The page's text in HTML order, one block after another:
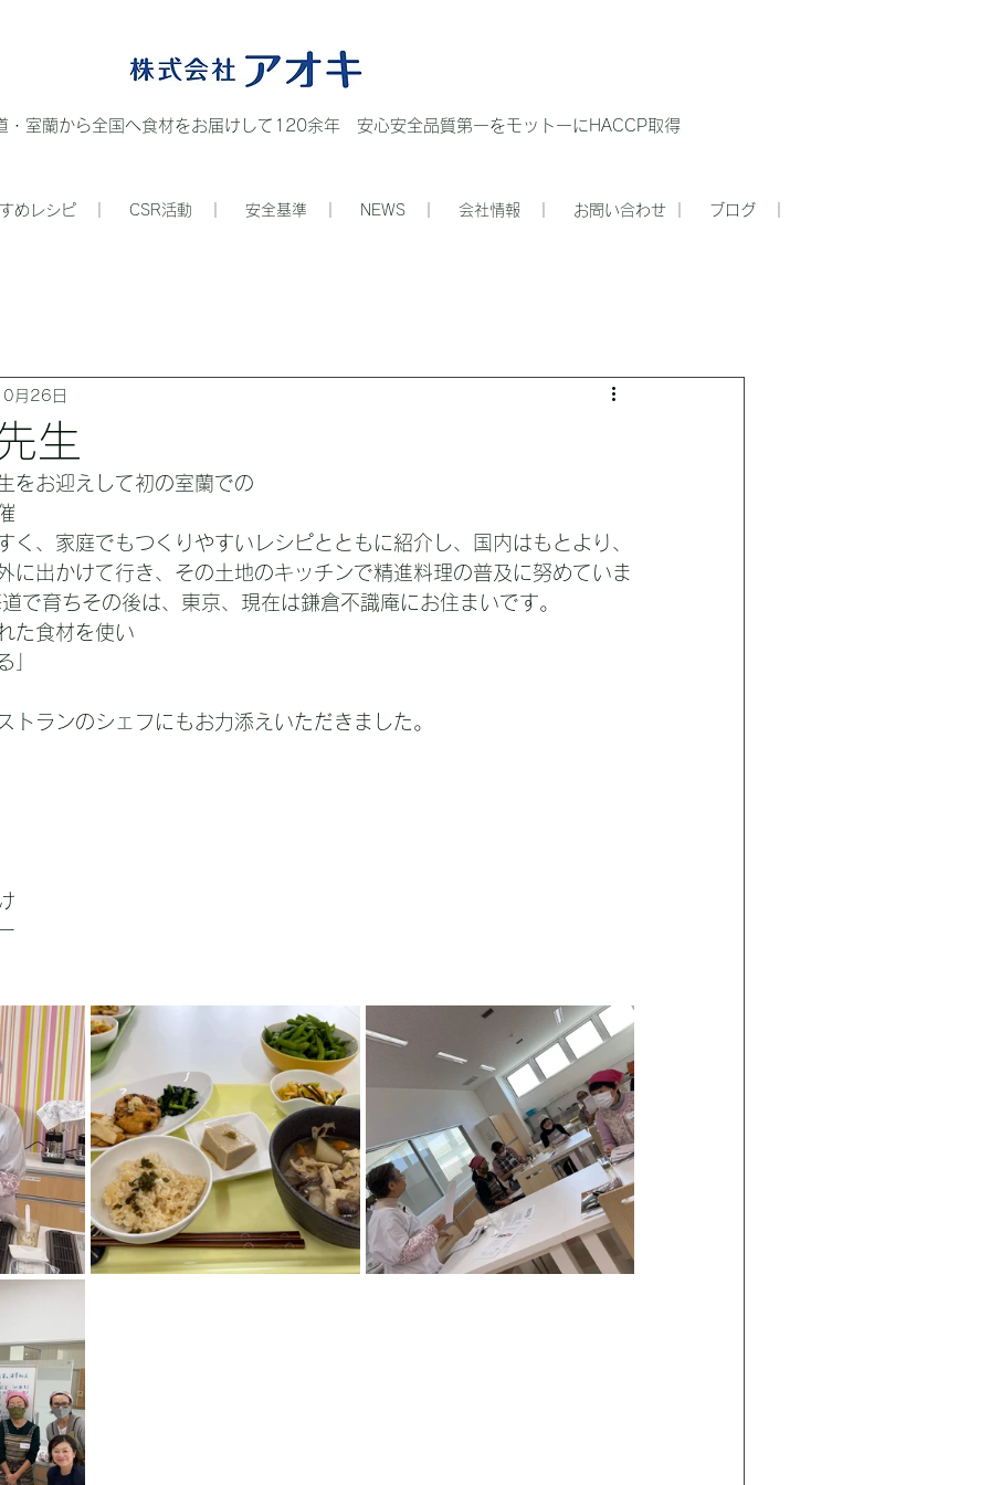
・室蘭から全国へ食材をお届けして120余年 安心安全品質第一をモットーにHACCP取得
めレシピ ｜ CSR活動 ｜ 安全基準 ｜ NEWS ｜ 会社情報 ｜ お問い合わせ ｜ ブログ ｜
生
月26日
をお迎えして初の室蘭での
く、家庭でもつくりやすいレシピとともに紹介し、国内はもとより、
に出かけて行き、その土地のキッチンで精進料理の普及に努めていま
で育ちその後は、東京、現在は鎌倉不識庵にお住まいです。
た食材を使い
」
トランのシェフにもお力添えいただきました。